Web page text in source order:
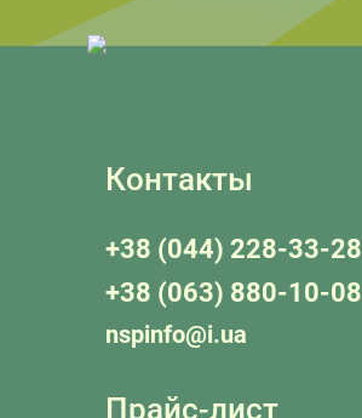
Контакты
+38 (044) 228-33-28
+38 (063) 880-10-08
nspinfo@i.ua
Прайс-лист